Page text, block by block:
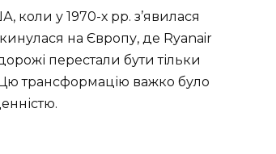
у 1970-х рр. з’явилася
на Європу, де Ryanair
перестали бути тільки
трансформацію важко було